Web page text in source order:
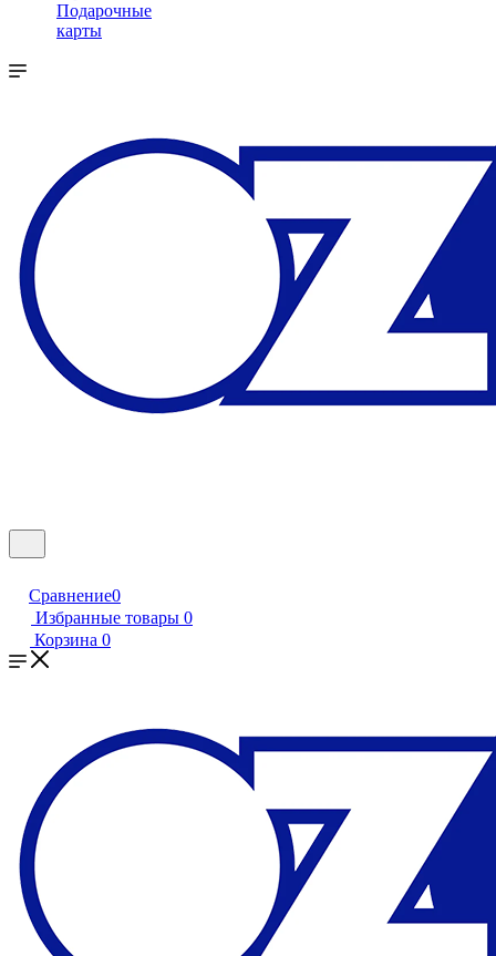
Подарочные
карты
Сравнение0
Избранные товары 0
Корзина 0